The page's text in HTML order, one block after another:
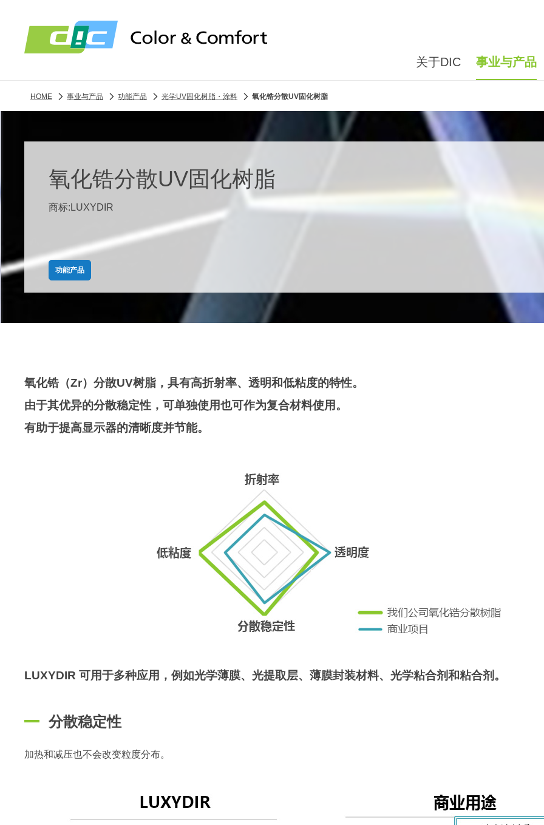
关于DIC 事业与产品
HOME 事业与产品 功能产品 光学UV固化树脂・涂料 氧化锆分散UV固化树脂
氧化锆分散UV固化树脂
商标:LUXYDIR
功能产品
氧化锆（Zr）分散UV树脂，具有高折射率、透明和低粘度的特性。
由于其优异的分散稳定性，可单独使用也可作为复合材料使用。
有助于提高显示器的清晰度并节能。
LUXYDIR 可用于多种应用，例如光学薄膜、光提取层、薄膜封装材料、光学粘合剂和粘合剂。
分散稳定性
加热和减压也不会改变粒度分布。